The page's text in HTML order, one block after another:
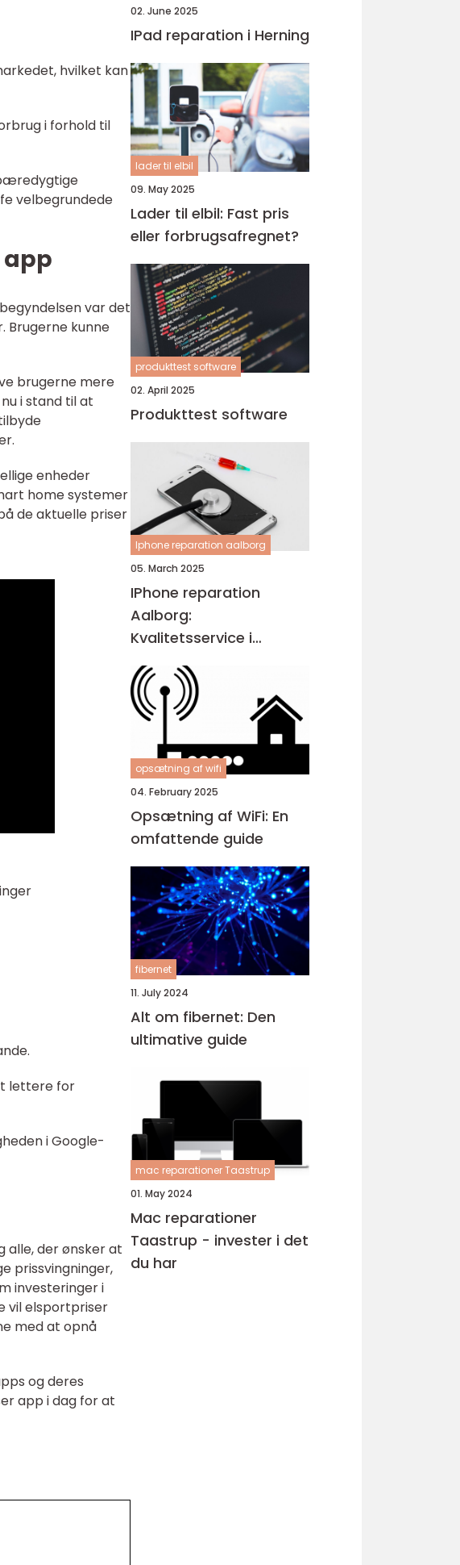
hvilket kan
i forhold til
velbegrundede
var det
kunne
brugerne mere
i stand til at
enheder
home systemer
de aktuelle priser
lettere for
i Google-
alle, der ønsker at
prissvingninger,
investeringer i
vil elsportpriser
med at opnå
og deres
app i dag for at
02. June 2025
IPad reparation i Herning
lader til elbil
09. May 2025
Lader til elbil: Fast pris
eller forbrugsafregnet?
produkttest software
02. April 2025
Produkttest software
Iphone reparation aalborg
05. March 2025
IPhone reparation
Aalborg:
Kvalitetsservice i
Nordjylland
opsætning af wifi
04. February 2025
Opsætning af WiFi: En
omfattende guide
fibernet
11. July 2024
Alt om fibernet: Den
ultimative guide
mac reparationer Taastrup
01. May 2024
Mac reparationer
Taastrup - invester i det
du har